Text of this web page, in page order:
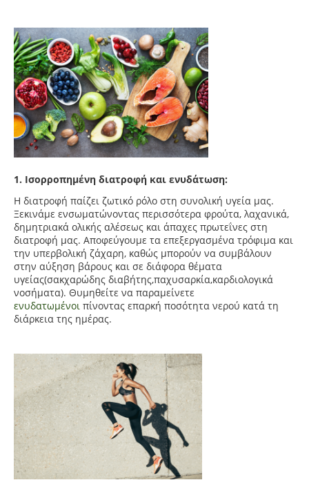
1. Ισορροπημένη διατροφή και ενυδάτωση:
Η διατροφή παίζει ζωτικό ρόλο στη συνολική υγεία μας.
Ξεκινάμε ενσωματώνοντας περισσότερα φρούτα, λαχανικά,
δημητριακά ολικής αλέσεως και άπαχες πρωτεΐνες στη
διατροφή μας. Αποφεύγουμε τα επεξεργασμένα τρόφιμα και
την υπερβολική ζάχαρη, καθώς μπορούν να συμβάλουν
στην αύξηση βάρους και σε διάφορα θέματα
υγείας(σακχαρώδης διαβήτης,παχυσαρκία,καρδιολογικά
νοσήματα). Θυμηθείτε να παραμείνετε
ενυδατωμένοι πίνοντας επαρκή ποσότητα νερού κατά τη
διάρκεια της ημέρας.